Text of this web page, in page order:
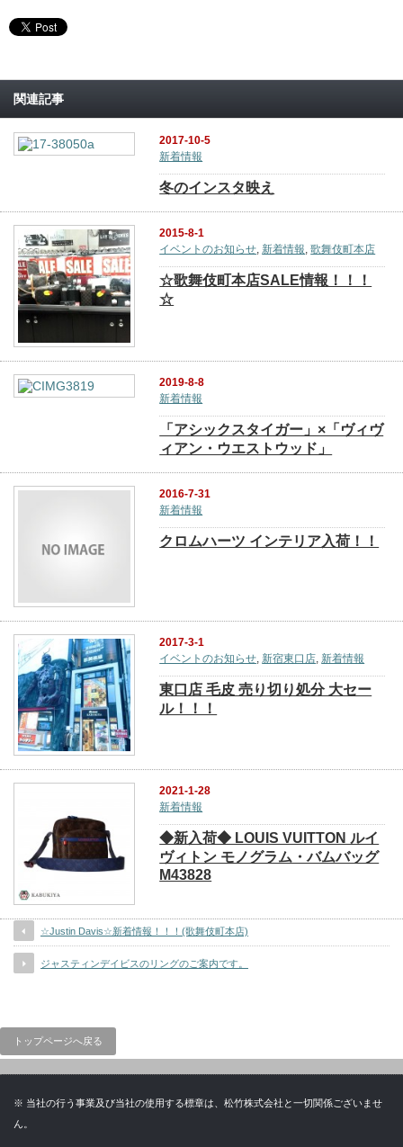
関連記事
2017-10-5
新着情報
冬のインスタ映え
2015-8-1
イベントのお知らせ, 新着情報,歌舞伎町本店
☆歌舞伎町本店SALE情報！！！
☆
2019-8-8
新着情報
「アシックスタイガー」×「ヴィヴ
ィアン・ウエストウッド」
2016-7-31
新着情報
クロムハーツ インテリア入荷！！
2017-3-1
イベントのお知らせ, 新宿東口店, 新着情報
東口店 毛皮 売り切り処分 大セー
ル！！！
2021-1-28
新着情報
◆新入荷◆ LOUIS VUITTON ルイ
ヴィトン モノグラム・バムバッグ
M43828
☆Justin Davis☆新着情報！！！(歌舞伎町本店)
ジャスティンデイビスのリングのご案内です。
トップページへ戻る
※ 当社の行う事業及び当社の使用する標章は、松竹株式会社と一切関係ございませ
ん。